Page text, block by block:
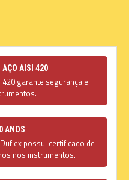
AÇO AISI 420
420 garante segurança e
ANOS
possui certificado de
nos instrumentos.